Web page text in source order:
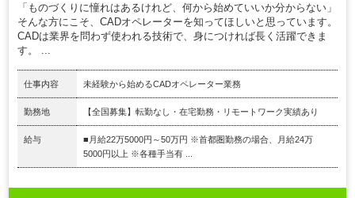
「ものづくりに憧れはあるけれど、何から始めていいか分からない」
そんな方にこそ、CADオペレーターを知ってほしいと思っています。
CADは業界を問わず使われる技術で、身につければ長く活躍できま
す。 ...
仕事内容 未経験から始めるCADオペレーター業務
勤務地 【全国募集】転勤なし・在宅勤務・リモートワーク実績あり
給与
■月給22万5000円～50万円 ※首都圏勤務の場合、月給24万
5000円以上 ※各種手当有 ...